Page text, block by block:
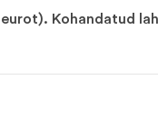
Kohandatud